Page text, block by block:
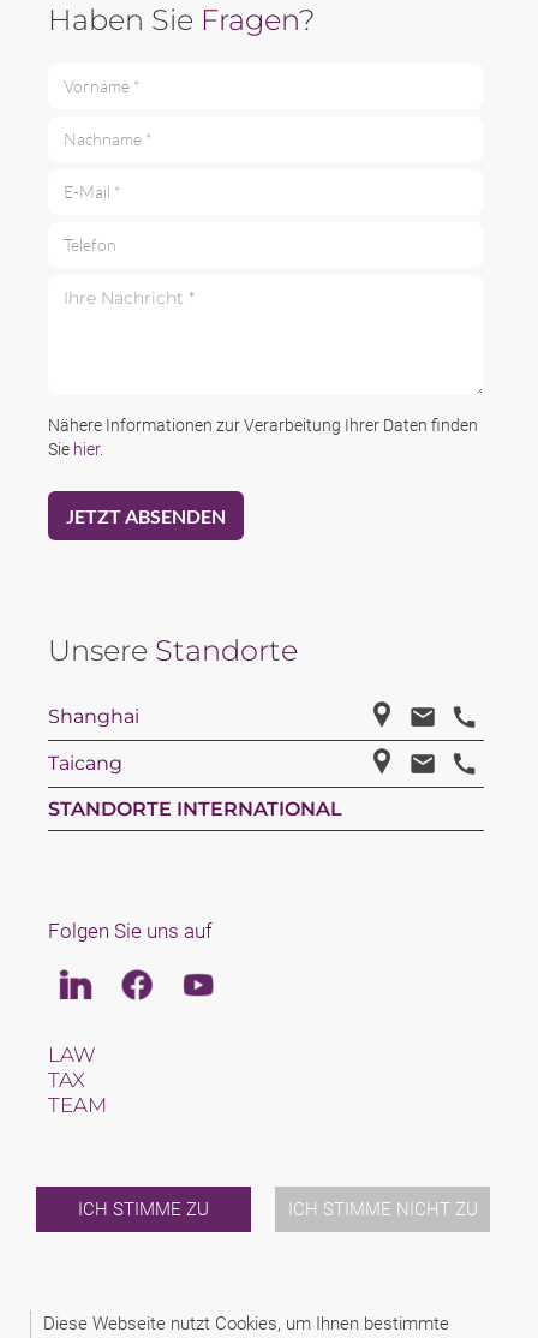
Diese Webseite nutzt Cookies, um Ihnen bestimmte
ICH STIMME ZU ICH STIMME NICHT ZU
Haben Sie Fragen?
Nähere Informationen zur Verarbeitung Ihrer Daten finden
Sie hier.
Unsere Standorte
Shanghai
Taicang
STANDORTE INTERNATIONAL
Folgen Sie uns auf
LinkedinFacebookYoutube
LAW
TAX
TEAM
NEWS & JUSFUL
VERANSTALTUNGEN
2026 (C) SCHINDHELM RECHTSANWALTSGESELLSCHAFT MBH